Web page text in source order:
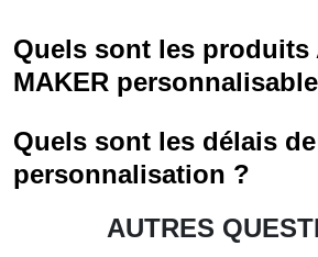
Quels sont les produits
MAKER
Quels sont les délais de
personnalisation ?
AUTRES